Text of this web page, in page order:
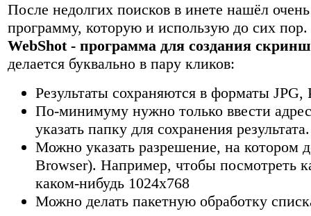
После недолгих поисков в инете нашёл
программу, которую и использую до сих пор.
WebShot - программа для создания
делается буквально в пару кликов:
Результаты сохраняются в форматы
По-минимуму нужно только ввести
указать папку для сохранения результата.
Можно указать разрешение, на котором
Browser). Например, чтобы посмотреть
каком-нибудь 1024x768
Можно делать пакетную обработку